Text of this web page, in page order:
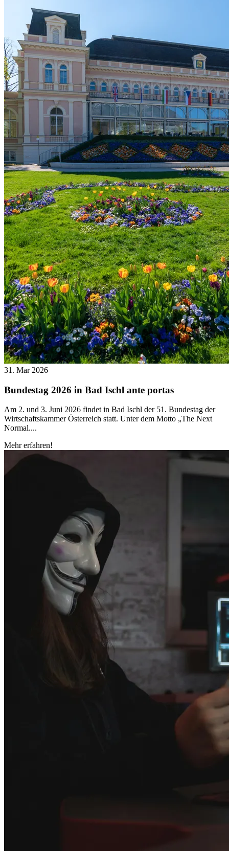
31. Mar 2026
Bundestag 2026 in Bad Ischl ante portas
Am 2. und 3. Juni 2026 findet in Bad Ischl der 51. Bundestag der
Wirtschaftskammer Österreich statt. Unter dem Motto „The Next
Normal....
Mehr erfahren!